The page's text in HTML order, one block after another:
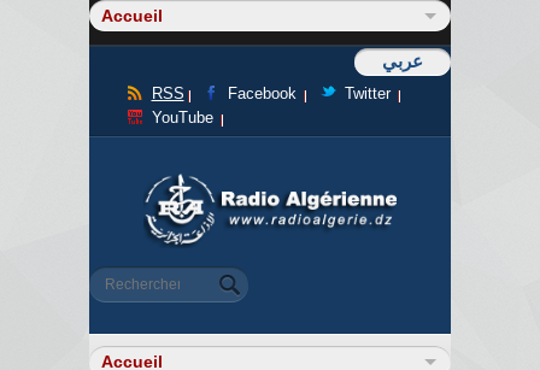
عربي
RSS Facebook
Twitter
YouTube
Formulaire de recherche
Rechercher